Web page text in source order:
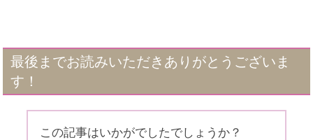
最後までお読みいただきありがとうございま
す！
この記事はいかがでしたでしょうか？